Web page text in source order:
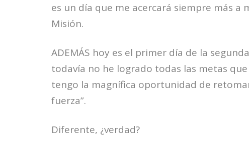
es un día que me acercará siempre más
Misión.
ADEMÁS hoy es el primer día de la
todavía no he logrado todas las metas
tengo la magnífica oportunidad de
fuerza”.
Diferente, ¿verdad?